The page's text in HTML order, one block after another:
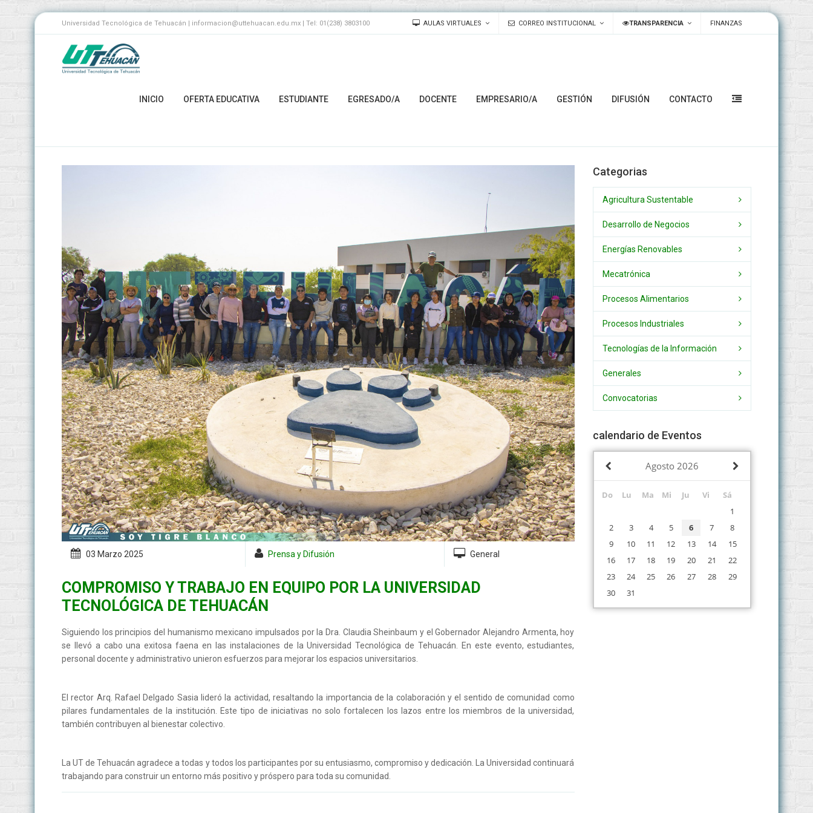
Universidad Tecnológica de Tehuacán | informacion@uttehuacan.edu.mx | Tel: 01(238) 3803100 AULAS VIRTUALES CORREO INSTITUCIONAL TRANSPARENCIA FINANZAS
INICIO OFERTA EDUCATIVA ESTUDIANTE EGRESADO/A DOCENTE EMPRESARIO/A GESTIÓN DIFUSIÓN CONTACTO
03 Marzo 2025 Prensa y Difusión General
COMPROMISO Y TRABAJO EN EQUIPO POR LA UNIVERSIDAD
TECNOLÓGICA DE TEHUACÁN
Siguiendo los principios del humanismo mexicano impulsados por la Dra. Claudia Sheinbaum y el Gobernador Alejandro Armenta, hoy
se llevó a cabo una exitosa faena en las instalaciones de la Universidad Tecnológica de Tehuacán. En este evento, estudiantes,
personal docente y administrativo unieron esfuerzos para mejorar los espacios universitarios.
El rector Arq. Rafael Delgado Sasia lideró la actividad, resaltando la importancia de la colaboración y el sentido de comunidad como
pilares fundamentales de la institución. Este tipo de iniciativas no solo fortalecen los lazos entre los miembros de la universidad,
también contribuyen al bienestar colectivo.
La UT de Tehuacán agradece a todas y todos los participantes por su entusiasmo, compromiso y dedicación. La Universidad continuará
trabajando para construir un entorno más positivo y próspero para toda su comunidad.
Categorias
Agricultura Sustentable
Desarrollo de Negocios
Energías Renovables
Mecatrónica
Procesos Alimentarios
Procesos Industriales
Tecnologías de la Información
Generales
Convocatorias
calendario de Eventos
Agosto 2026
Do Lu Ma Mi Ju Vi
Sá
1
2
3 4 5 6 7
8
9
10 11 12 13 14
15
16
17 18 19 20 21
22
23
24 25 26 27 28
29
30
31